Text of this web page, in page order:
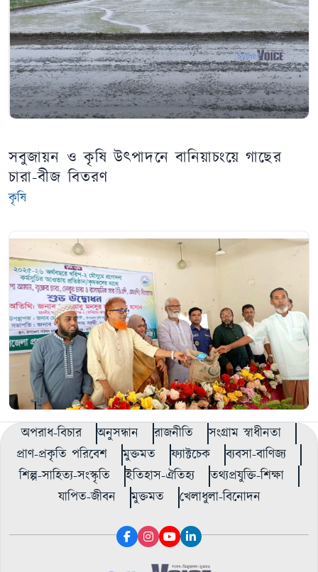
সবুজায়ন ও কৃষি উৎপাদনে বানিয়াচংয়ে গাছের
চারা-বীজ বিতরণ
কৃষি
অপরাধ-বিচার অনুসন্ধান রাজনীতি
সংগ্রাম স্বাধীনতা
প্রাণ-প্রকৃতি পরিবেশ
মুক্তমত ফ্যাক্টচেক
ব্যবসা-বাণিজ্য
শিল্প-সাহিত্য-সংস্কৃতি
ইতিহাস-ঐতিহ্য
তথ্যপ্রযুক্তি-শিক্ষা
যাপিত-জীবন
মুক্তমত খেলাধুলা-বিনোদন